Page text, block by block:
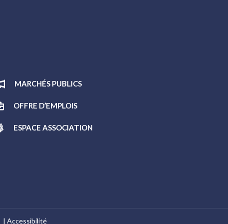
MARCHÉS PUBLICS
OFFRE D’EMPLOIS
ESPACE ASSOCIATION
Accessibilité